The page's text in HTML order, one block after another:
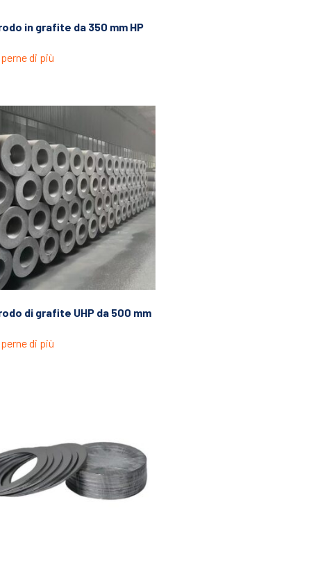
in grafite da 350 mm HP
di più
di grafite UHP da 500 mm
di più